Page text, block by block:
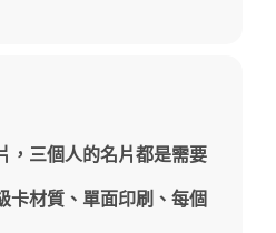
，三個人的名片都是需要
卡材質、單面印刷、每個